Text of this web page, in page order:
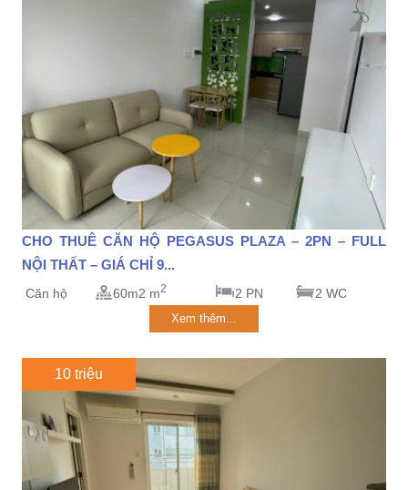
CHO THUÊ CĂN HỘ PEGASUS PLAZA – 2PN – FULL
NỘI THẤT – GIÁ CHỈ 9...
Căn hộ 60m2 m2 2 PN 2 WC
Xem thêm...
10 triệu